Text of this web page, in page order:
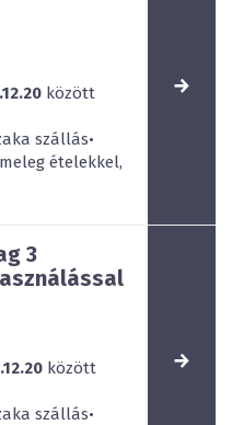
között
szállás•
ételekkel,
3
között
szállás•